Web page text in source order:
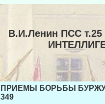
В.И.Ленин ПСС
ПРИЕМЫ БОРЬБЫ
349